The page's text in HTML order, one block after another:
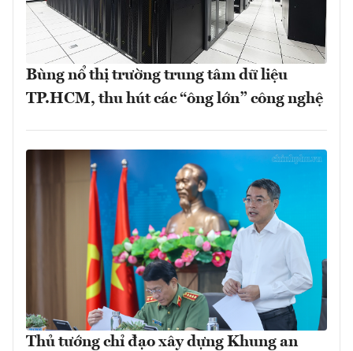
Bùng nổ thị trường trung tâm dữ liệu
TP.HCM, thu hút các “ông lớn” công nghệ
Thủ tướng chỉ đạo xây dựng Khung an